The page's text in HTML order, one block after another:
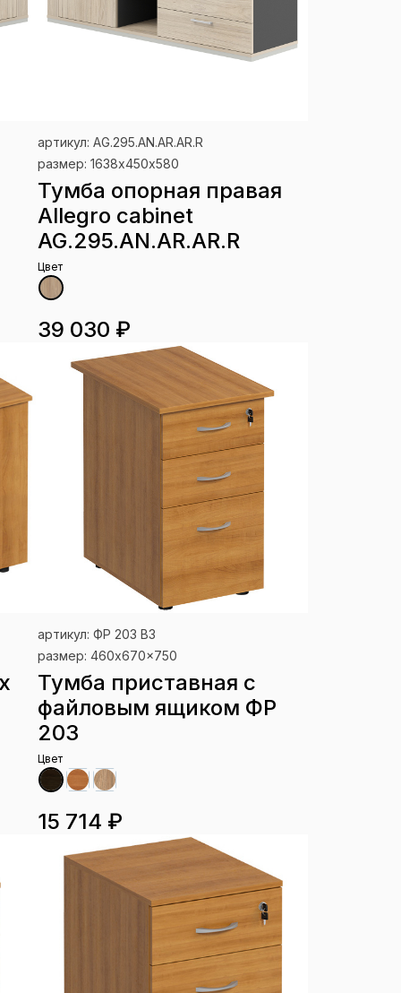
артикул: AG.295.AN.AR.AR.R
размер: 1638х450х580
Тумба опорная правая
Allegro cabinet
AG.295.AN.AR.AR.R
Цвет
39 030 ₽
артикул: ФР 203 ВЗ
размер: 460x670x750
Тумба приставная с
файловым ящиком ФР
203
Цвет
15 714 ₽